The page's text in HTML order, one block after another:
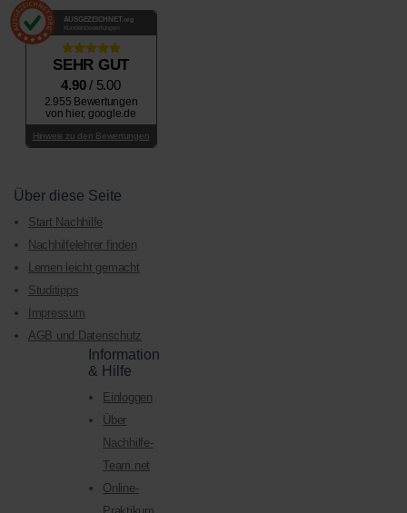
AUSGEZEICHNET .org
Kundenbewertungen
SEHR GUT
4.90/ 5.00
2.955 Bewertungen
von hier, google.de
Hinweis zu den Bewertungen
Über diese Seite
Start Nachhilfe
Nachhilfelehrer finden
Lernen leicht gemacht
Studitipps
Impressum
AGB und Datenschutz
Information
& Hilfe
Einloggen
Über
Nachhilfe-
Team.net
Online-